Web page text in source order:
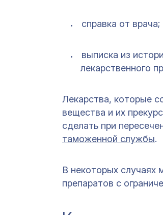
справка от врача;
выписка из
лекарственного
Лекарства, которые
вещества и их
сделать при
таможенной службы.
В некоторых случаях
препаратов с